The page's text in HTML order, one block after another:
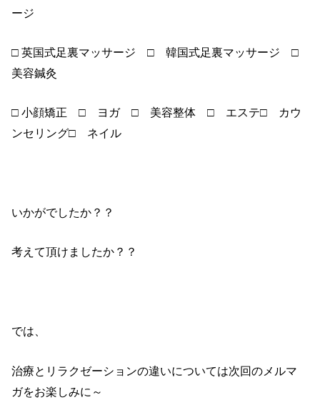
ージ
□ 英国式足裏マッサージ □ 韓国式足裏マッサージ □
美容鍼灸
□ 小顔矯正 □ ヨガ □ 美容整体 □ エステ□ カウ
ンセリング□ ネイル
いかがでしたか？？
考えて頂けましたか？？
では、
治療とリラクゼーションの違いについては次回のメルマ
ガをお楽しみに～